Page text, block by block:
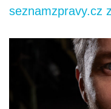
seznamzpravy.cz